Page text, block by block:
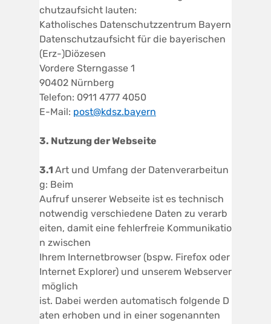
chutzaufsicht lauten:
Katholisches Datenschutzzentrum Bayern
Datenschutzaufsicht für die bayerischen
(Erz-)Diözesen
Vordere Sterngasse 1
90402 Nürnberg
Telefon: 0911 4777 4050
E-Mail: post@kdsz.bayern
3. NutzungderWebseite
3.1 Art und Umfang der Datenverarbeitun
g: Beim
Aufruf unserer Webseite ist es technisch
notwendig verschiedene Daten zu verarb
eiten, damit eine fehlerfreie Kommunikatio
n zwischen
Ihrem Internetbrowser (bspw. Firefox oder
Internet Explorer) und unserem Webserver
möglich
ist. Dabei werden automatisch folgende D
aten erhoben und in einer sogenannten